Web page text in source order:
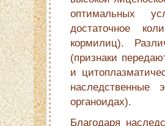
оптимальных
достаточное
кормилиц).
(признаки
и
органоидах).
Благодаря